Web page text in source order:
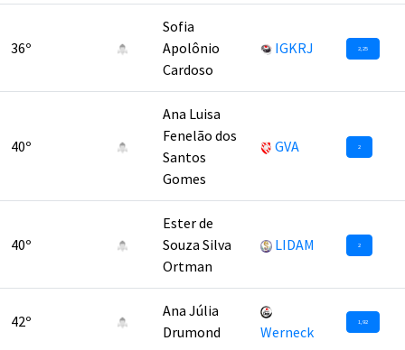
36º
Sofia
Apolônio
Cardoso
IGKRJ 2,25
40º
Ana Luisa
Fenelão dos
Santos
Gomes
GVA 2
40º
Ester de
Souza Silva
Ortman
LIDAM 2
42º
Ana Júlia
Drumond
Werneck
1,92